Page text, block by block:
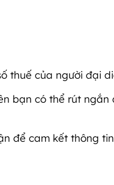
thuế của người đại
bạn có thể rút ngắn
để cam kết thông